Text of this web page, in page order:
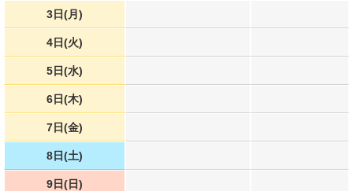
3日(月)
4日(火)
5日(水)
6日(木)
7日(金)
8日(土)
9日(日)